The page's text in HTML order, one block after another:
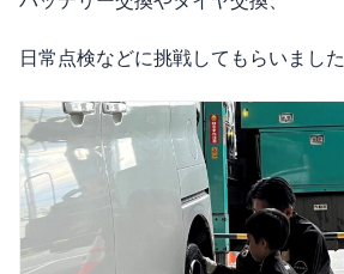
日常点検などに挑戦してもらいました